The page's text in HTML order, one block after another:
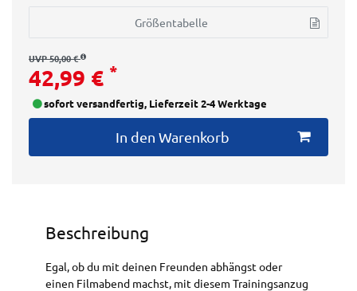
Größentabelle
UVP 50,00 €
42,99 € *
sofort versandfertig, Lieferzeit 2-4 Werktage
In den Warenkorb
Beschreibung
Egal, ob du mit deinen Freunden abhängst oder
einen Filmabend machst, mit diesem Trainingsanzug